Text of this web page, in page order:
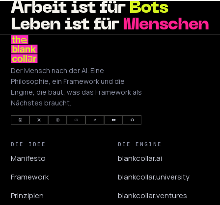
Arbeit ist für Bots
Leben ist für Menschen
Der Mensch nach der AI. Eine
Philosophie, ein Framework und die
Engine, die baut, was das Framework als
Nächstes braucht.
DIE IDEE
Manifesto
Framework
Prinzipien
DIE ENGINE
blankcollar.ai
blankcollar.university
blankcollar.ventures